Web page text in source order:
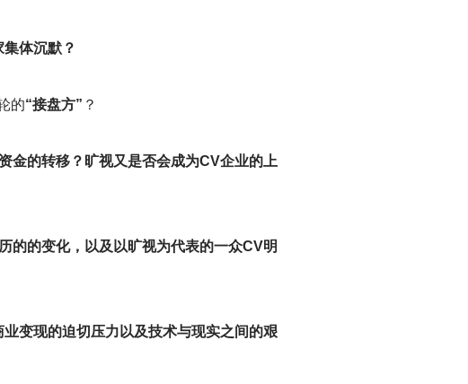
体沉默？
的“接盘方” ？
金的转移？旷视又是否会成为CV企业的上
的的变化，以及以旷视为代表的一众CV明
变现的迫切压力以及技术与现实之间的艰